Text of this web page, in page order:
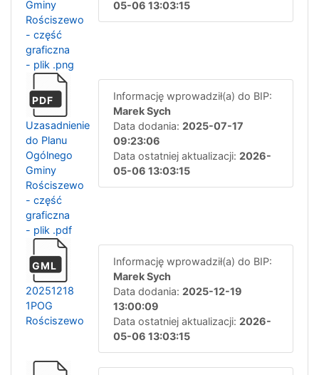
Gminy
Rościszewo
- część
graficzna
- plik .png
05-06 13:03:15
PDF
Uzasadnienie
do Planu
Ogólnego
Gminy
Rościszewo
- część
graficzna
- plik .pdf
Informację wprowadził(a) do BIP:
Marek Sych
Data dodania: 2025-07-17
09:23:06
Data ostatniej aktualizacji: 2026-
05-06 13:03:15
GML
20251218
1POG
Rościszewo
Informację wprowadził(a) do BIP:
Marek Sych
Data dodania: 2025-12-19
13:00:09
Data ostatniej aktualizacji: 2026-
05-06 13:03:15